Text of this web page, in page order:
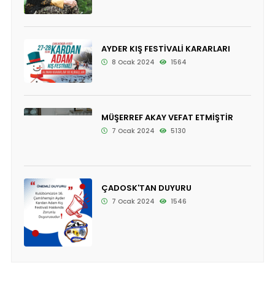
AYDER KIŞ FESTİVALİ KARARLARI
8 Ocak 2024 1564
MÜŞERREF AKAY VEFAT ETMİŞTİR
7 Ocak 2024 5130
ÇADOSK'TAN DUYURU
7 Ocak 2024 1546